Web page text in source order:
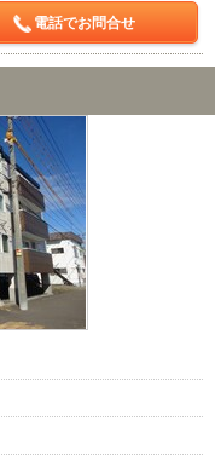
電話でお問合せ